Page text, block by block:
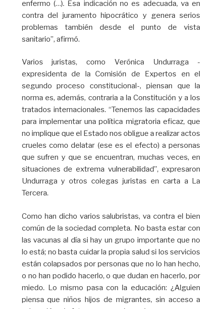
enfermo (…). Esa indicación no es adecuada, va en
contra del juramento hipocrático y genera serios
problemas también desde el punto de vista
sanitario”, afirmó.
Varios juristas, como Verónica Undurraga -
expresidenta de la Comisión de Expertos en el
segundo proceso constitucional-, piensan que la
norma es, además, contraria a la Constitución y a los
tratados internacionales. “Tenemos las capacidades
para implementar una política migratoria eficaz, que
no implique que el Estado nos obligue a realizar actos
crueles como delatar (ese es el efecto) a personas
que sufren y que se encuentran, muchas veces, en
situaciones de extrema vulnerabilidad”, expresaron
Undurraga y otros colegas juristas en carta a La
Tercera.
Como han dicho varios salubristas, va contra el bien
común de la sociedad completa. No basta estar con
las vacunas al día si hay un grupo importante que no
lo está; no basta cuidar la propia salud si los servicios
están colapsados por personas que no lo han hecho,
o no han podido hacerlo, o que dudan en hacerlo, por
miedo. Lo mismo pasa con la educación: ¿Alguien
piensa que niños hijos de migrantes, sin acceso a